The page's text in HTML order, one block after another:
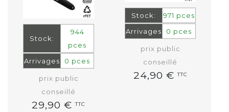
Stock:
944
pces
Arrivages
0 pces
prix public
conseillé
29,90 €TTC
Stock:
971 pces
Arrivages
0 pces
prix public
conseillé
24,90 €TTC